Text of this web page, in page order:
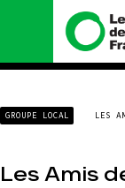
Nous
Histoire
Missions et
GROUPE LOCAL LES
Les Amis